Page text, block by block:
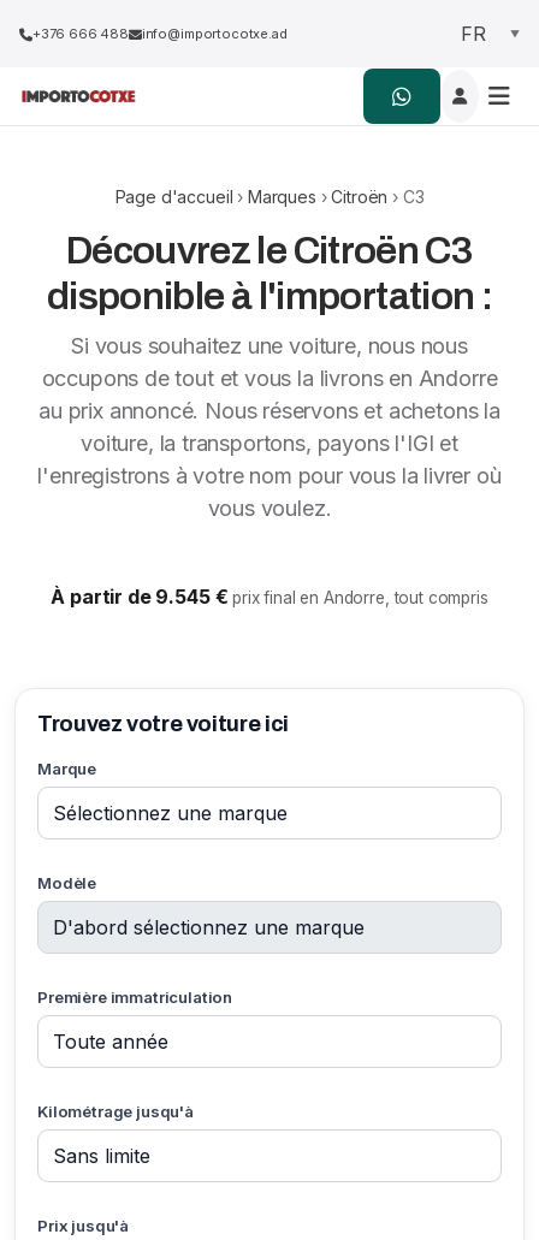
+376 666 488 info@importocotxe.ad
Page d'accueil › Marques ›Citroën › C3
Découvrez le Citroën C3
disponible à l'importation :
Si vous souhaitez une voiture, nous nous
occupons de tout et vous la livrons en Andorre
au prix annoncé. Nous réservons et achetons la
voiture, la transportons, payons l'IGI et
l'enregistrons à votre nom pour vous la livrer où
vous voulez.
À partir de 9.545 €prix final en Andorre, tout compris
Trouvez votre voiture ici
Marque
Modèle
Première immatriculation
Kilométrage jusqu'à
Prix jusqu'à